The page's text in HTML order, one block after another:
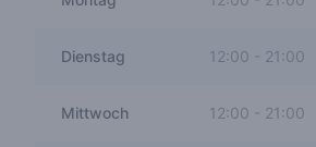
Dienstag 12:00 21:00
Mittwoch 12:00 - 21:00